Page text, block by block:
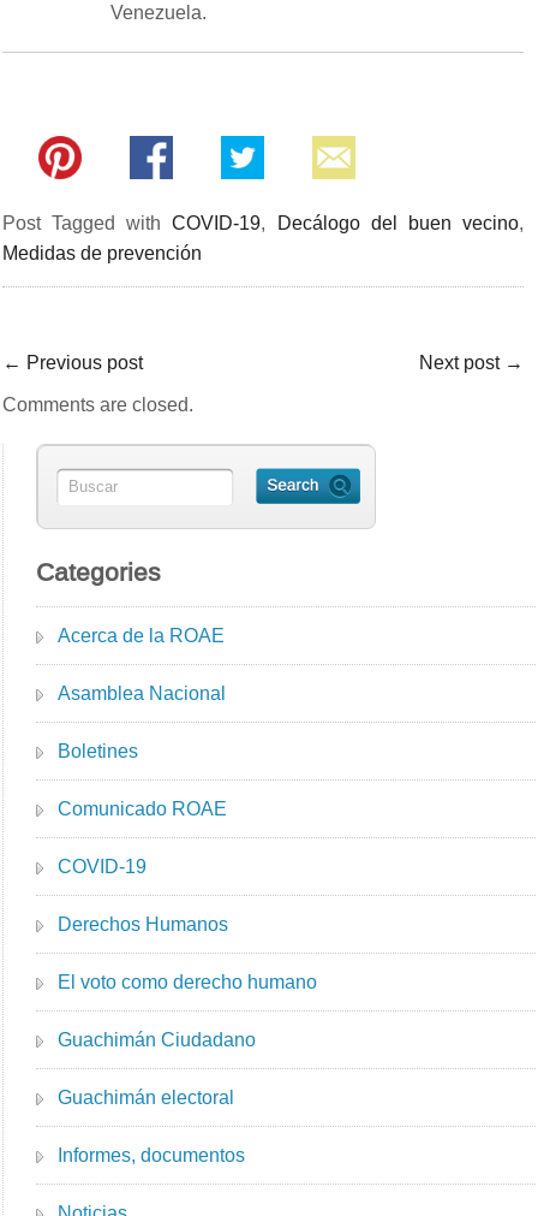
Venezuela.
Post Tagged withCOVID-19, Decálogo del buen vecino,
Medidas de prevención
← Previous post Next post →
Comments are closed.
Categories
Acerca de la ROAE
Asamblea Nacional
Boletines
Comunicado ROAE
COVID-19
Derechos Humanos
El voto como derecho humano
Guachimán Ciudadano
Guachimán electoral
Informes, documentos